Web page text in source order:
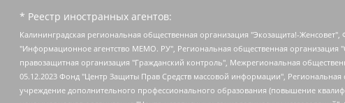
* Реестр иностранных агентов:
Калининградская региональная общественная организация "Экозащита!-Женсовет", Фонд содействия защите прав и свобод граждан "Общественный вердикт", Фонд "Институт Развития Свободы Информации", Частное учреждение "Информационное агентство МЕМО. РУ", Региональная общественная организация "Общественная комиссия по сохранению наследия академика Сахарова", Фонд поддержки свободы прессы, Санкт-Петербургская общественная правозащитная организация "Гражданский контроль", Межрегиональная общественная организация "Информационно-просветительский центр "Мемориал", Региональный Фонд "Центр Защиты Прав Средств Массовой Информации", с 05.12.2023 Фонд "Центр Защиты Прав Средств массовой информации", Региональная общественная благотворительная организация помощи беженцам и мигрантам "Гражданское содействие", Негосударственное образовательное учреждение дополнительного профессионального образования (повышение квалификации) специалистов "АКАДЕМИЯ ПО ПРАВАМ ЧЕЛОВЕКА", Свердловская региональная общественная организация "Сутяжник", Автономная некоммерческая организация "Центр независимых социологических исследований", Союз общественных объединений "Российский исследовательский центр по правам человека", Региональное общественное учреждение научно-информационный центр "МЕМОРИАЛ", Некоммерческая организация "Фонд защиты гласности", Автономная некоммерческая организация "Институт прав человека", Городская общественная организация "Екатеринбургское общество "МЕМОРИАЛ", Городская общественная организация "Рязанское историко-просветительское и правозащитное общество "Мемориал" (Рязанский Мемориал), Челябинский региональный орган общественной самодеятельности – женское общественное объединение "Женщины Евразии", Челябинский региональный орган общественной самодеятельности "Уральская правозащитная группа", Фонд содействия защите здоровья и социальной справедливости имени Андрея Рылькова, Автономная Некоммерческая Организация "Аналитический Центр Юрия Левады", Автономная некоммерческая организация социальной поддержки населения "Проект Апрель", Региональная общественная организация помощи женщинам и детям, находящимся в кризисной ситуации "Информационно-методический центр "Анна", Фонд содействия развитию массовых коммуникаций и правовому просвещению "Так-так-Так", Фонд содействия устойчивому развитию "Серебряная тайга", Свердловский региональный общественный фонд социальных проектов "Новое время", "Idel.Реалии", Кавказ.Реалии, Крым.Реалии, Телеканал Настоящее Время, Татаро-башкирская служба Радио Свобода (Azatliq Radiosi), Радио Свободная Европа/Радио Свобода (PCE/PC), "Сибирь.Реалии", "Фактограф", Благотворительный фонд помощи осужденным и их семьям, Автономная некоммерческая организация "Институт глобализации и социальных движений", Фонд "В защиту прав заключенных", Частное учреждение "Центр поддержки и содействия развитию средств массовой информации", Пензенский региональный общественный благотворительный фонд "Гражданский союз", "Север.Реалии", Некоммерческая организация Фонд "Правовая инициатива", Общество с ограниченной ответственностью "Радио Свободная Европа/Радио Свобода", Чешское информационное агентство "MEDIUM-ORIENT", Красноярская региональная общественная организация "Мы против СПИДа", Камалягин Денис Николаевич, Маркелов Сергей Евгеньевич, Пономарев Лев Александрович, Савицкая Людмила Алексеевна, Автономная некоммерческая организация "Центр по работе с проблемой насилия "НАСИЛИЮ.НЕТ", Межрегиональный профессиональный союз работников здравоохранения "Альянс врачей", Юридическое лицо, зарегистрированное в Латвийской Республике, SIA "Medusa